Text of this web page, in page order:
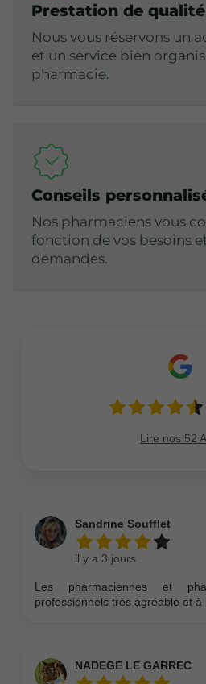
Prestation de qualité
Nous vous réservons un
et un service bien
pharmacie.
Conseils
Nos pharmaciens vous
fonction de vos besoins
demandes.